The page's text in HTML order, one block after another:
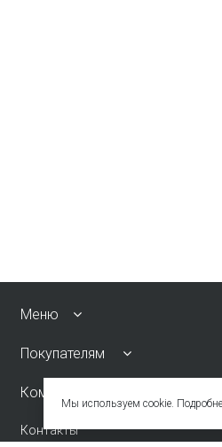
Меню
Покупателям
Компания
Контакты
Мы используем cookie.